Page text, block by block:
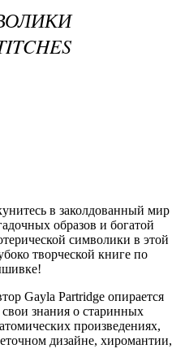
в заколдованный мир
образов и богатой
символики в этой
творческой книге по
Gayla Partridge опирается
свои знания о старинных
произведениях,
дизайне, хиромантии,